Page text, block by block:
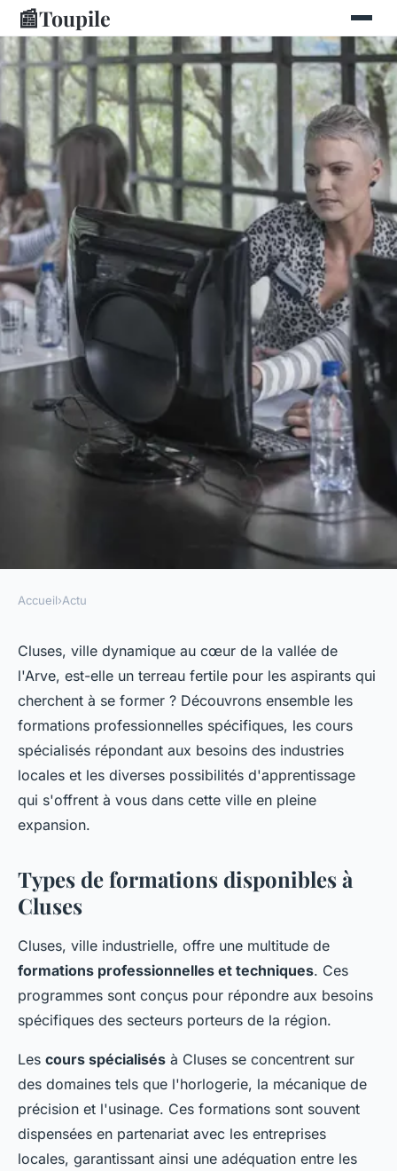
📰Toupile
Y a-t-il des formations
spécifiques disponibles sur
Cluses ?
Lucas•15 mars 2024•3 min de lecture
Accueil›Actu
Cluses, ville dynamique au cœur de la vallée de
l'Arve, est-elle un terreau fertile pour les aspirants qui
cherchent à se former ? Découvrons ensemble les
formations professionnelles spécifiques, les cours
spécialisés répondant aux besoins des industries
locales et les diverses possibilités d'apprentissage
qui s'offrent à vous dans cette ville en pleine
expansion.
Types de formations disponibles à
Cluses
Cluses, ville industrielle, offre une multitude de
formations professionnelles et techniques. Ces
programmes sont conçus pour répondre aux besoins
spécifiques des secteurs porteurs de la région.
Les cours spécialisés à Cluses se concentrent sur
des domaines tels que l'horlogerie, la mécanique de
précision et l'usinage. Ces formations sont souvent
dispensées en partenariat avec les entreprises
locales, garantissant ainsi une adéquation entre les